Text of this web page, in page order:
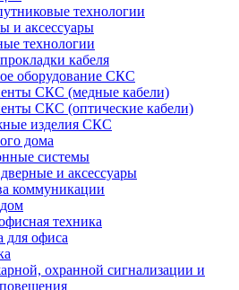
технологии
и аксессуары
технологии
кабеля
оборудование СКС
СКС (медные кабели)
СКС (оптические кабели)
изделия СКС
дома
системы
и аксессуары
коммуникации
техника
для офиса
охранной сигнализации и